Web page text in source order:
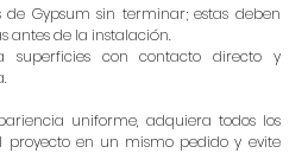
Gypsum sin terminar; estas deben
antes de la instalación.
superficies con contacto directo y
uniforme, adquiera todos los
proyecto en un mismo pedido y evite